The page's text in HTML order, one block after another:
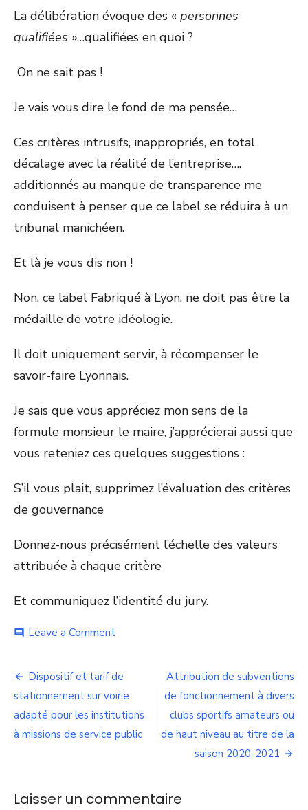
La délibération évoque des « personnes
qualifiées »…qualifiées en quoi ?
On ne sait pas !
Je vais vous dire le fond de ma pensée…
Ces critères intrusifs, inappropriés, en total
décalage avec la réalité de l’entreprise….
additionnés au manque de transparence me
conduisent à penser que ce label se réduira à un
tribunal manichéen.
Et là je vous dis non !
Non, ce label Fabriqué à Lyon, ne doit pas être la
médaille de votre idéologie.
Il doit uniquement servir, à récompenser le
savoir-faire Lyonnais.
Je sais que vous appréciez mon sens de la
formule monsieur le maire, j’apprécierai aussi que
vous reteniez ces quelques suggestions :
S’il vous plait, supprimez l’évaluation des critères
de gouvernance
Donnez-nous précisément l’échelle des valeurs
attribuée à chaque critère
Et communiquez l’identité du jury.
comment Leave a Commenton
label
à
Lyon »
adoption
label
Navigation
de
l’article
Dispositif et tarif de
stationnement sur voirie
adapté pour les institutions
à missions de service public
Attribution de subventions
de fonctionnement à divers
clubs sportifs amateurs ou
de haut niveau au titre de la
saison 2020-2021
Laisser un commentaire